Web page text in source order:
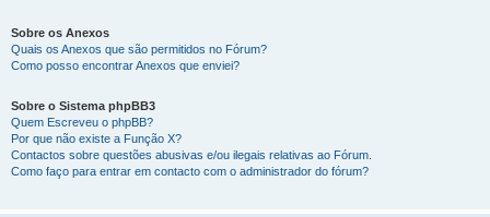
Sobre os Anexos
Quais os Anexos que são permitidos no Fórum?
Como posso encontrar Anexos que enviei?
Sobre o Sistema phpBB3
Quem Escreveu o phpBB?
Por que não existe a Função X?
Contactos sobre questões abusivas e/ou ilegais relativas ao Fórum.
Como faço para entrar em contacto com o administrador do fórum?